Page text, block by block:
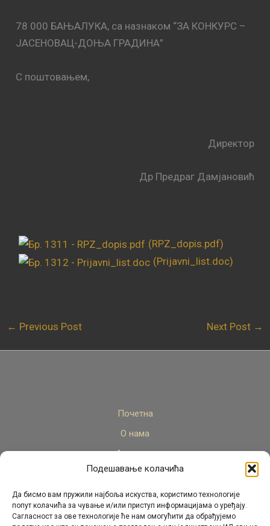
Подешавање колачића
Да бисмо вам пружили најбоља искуства, користимо технологије
попут колачића за чување и/или приступ информацијама о уређају.
Сагласност за ове технологије ће нам омогућити да обрађујемо
78 000 БАЊАЛУКА, са назнаком “ЗА КОНКУРС –
ЈАСЕНОВАЦ-ДОЊА ГРАДИНА”
С поштовањем,
Директор
Др Предраг Дамјановић
(RPZ_dopis.pdf)
(Prijavni_list.doc)
← Previous Post Next Post →
Почетна
О нама
Актуелно
Стручни кадар
Пројекти
Архива